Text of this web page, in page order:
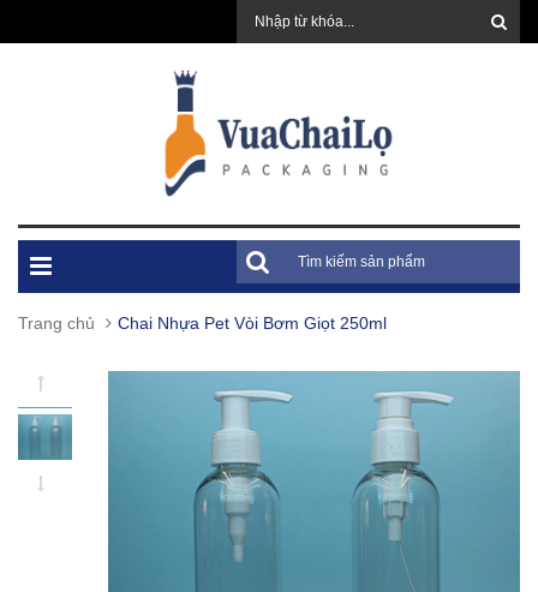
Trang chủ Chai Nhựa Pet Vòi Bơm Giọt 250ml